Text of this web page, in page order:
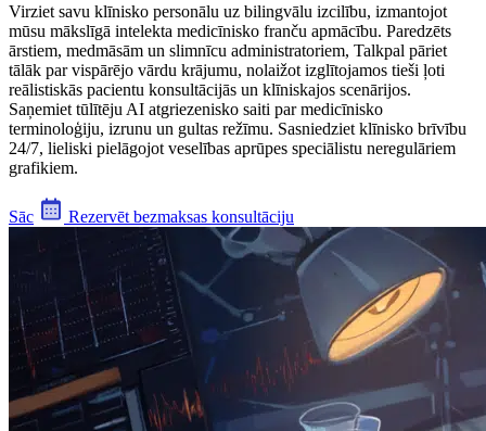
Virziet savu klīnisko personālu uz bilingvālu izcilību, izmantojot
mūsu mākslīgā intelekta medicīnisko franču apmācību. Paredzēts
ārstiem, medmāsām un slimnīcu administratoriem, Talkpal pāriet
tālāk par vispārējo vārdu krājumu, nolaižot izglītojamos tieši ļoti
reālistiskās pacientu konsultācijās un klīniskajos scenārijos.
Saņemiet tūlītēju AI atgriezenisko saiti par medicīnisko
terminoloģiju, izrunu un gultas režīmu. Sasniedziet klīnisko brīvību
24/7, lieliski pielāgojot veselības aprūpes speciālistu neregulāriem
grafikiem.
Sāc Rezervēt bezmaksas konsultāciju